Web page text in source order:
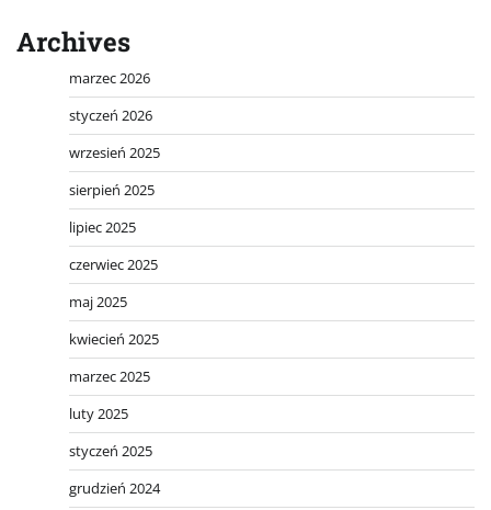
Archives
marzec 2026
styczeń 2026
wrzesień 2025
sierpień 2025
lipiec 2025
czerwiec 2025
maj 2025
kwiecień 2025
marzec 2025
luty 2025
styczeń 2025
grudzień 2024